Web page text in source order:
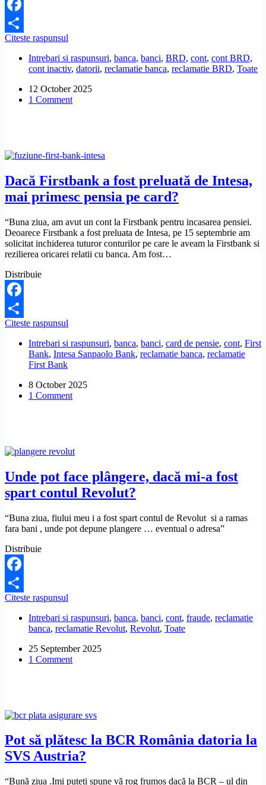
Facebook
Share
Citeste raspunsul
să
am
datorie
la
închis
urmă
cu
10
Intrebari si raspunsuri, banca, banci, BRD, cont, cont BRD,
cont inactiv, datorii, reclamatie banca, reclamatie BRD, Toate
12 October 2025
1 Comment
Dacă Firstbank a fost preluată de Intesa,
mai primesc pensia pe card?
“Buna ziua, am avut un cont la Firstbank pentru incasarea pensiei.
Deoarece Firstbank a fost preluata de Intesa, pe 15 septembrie am
solicitat inchiderea tuturor conturilor pe care le aveam la Firstbank si
rezilierea oricarei relatii cu banca. Am fost…
Distribuie
Facebook
Share
Citeste raspunsul
a
fost
Intesa,
mai
Intrebari si raspunsuri, banca, banci, card de pensie, cont, First
Bank, Intesa Sanpaolo Bank, reclamatie banca, reclamatie
First Bank
8 October 2025
1 Comment
Unde pot face plângere, dacă mi-a fost
spart contul Revolut?
“Buna ziua, fiului meu i a fost spart contul de Revolut si a ramas
fara bani , unde pot depune plangere … eventual o adresa”
Distribuie
Facebook
Share
Citeste raspunsul
face
plângere,
mi-
a
Intrebari si raspunsuri, banca, banci, cont, fraude, reclamatie
banca, reclamatie Revolut, Revolut, Toate
25 September 2025
1 Comment
Pot să plătesc la BCR România datoria la
SVS Austria?
“Bună ziua .Imi puteți spune vă rog frumos dacă la BCR – ul din